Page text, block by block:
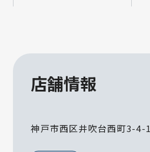
店舗情報
神戸市西区井吹台西町3-4-1